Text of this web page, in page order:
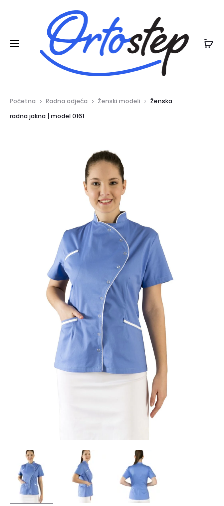
Posebna ljetna pogodnost:
Početna Radna odjeća Ženski modeli
Ženska
radna jakna | model 0161